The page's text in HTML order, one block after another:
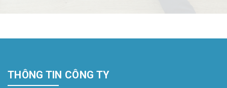
THÔNG TIN CÔNG TY